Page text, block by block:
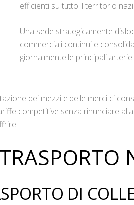
efficienti su tutto il territorio
Una sede strategicamente
commerciali continui e
giornalmente le principali
dei mezzi e delle merci ci
competitive senza rinunciare
DI